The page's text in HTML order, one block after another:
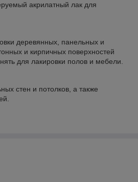
акрилатный лак для
деревянных, панельных и
и кирпичных поверхностей
для лакировки полов и мебели.
стен и потолков, а также